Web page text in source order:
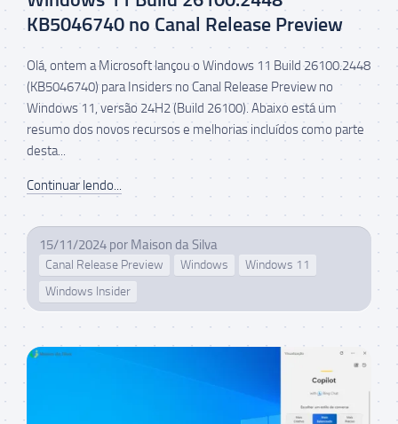
KB5046740 no Canal Release Preview
Olá, ontem a Microsoft lançou o Windows 11 Build 26100.2448
(KB5046740) para Insiders no Canal Release Preview no
Windows 11, versão 24H2 (Build 26100). Abaixo está um
resumo dos novos recursos e melhorias incluídos como parte
desta...
Continuar lendo...
15/11/2024 por Maison da Silva
Canal Release Preview Windows
Windows 11
Windows Insider